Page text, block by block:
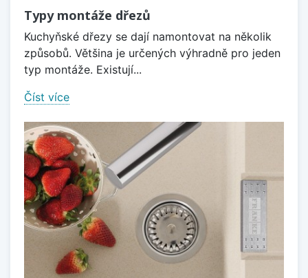
Typy montáže dřezů
Kuchyňské dřezy se dají namontovat na několik
způsobů. Většina je určených výhradně pro jeden
typ montáže. Existují...
Číst více